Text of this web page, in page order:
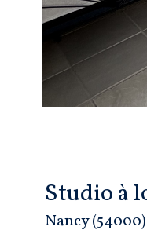
Studio à
Nancy (54000)